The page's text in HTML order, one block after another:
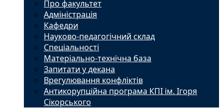
Про факультет
Адміністрація
Кафедри
Науково-педагогічний склад
Спеціальності
Матеріально-технічна база
Запитати у декана
Врегулювання конфліктів
Антикорупційна програма КПІ ім. Ігоря
Сікорського